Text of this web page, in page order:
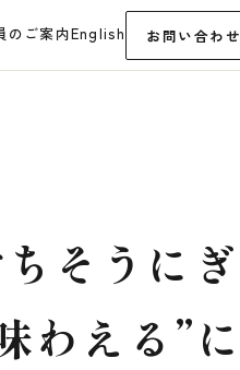
のご案内English お問い合わせ
そうにぎ
わえる”に